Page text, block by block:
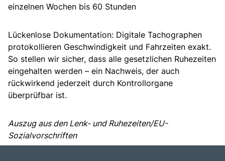
einzelnen Wochen bis 60 Stunden
Lückenlose Dokumentation: Digitale Tachographen
protokollieren Geschwindigkeit und Fahrzeiten exakt.
So stellen wir sicher, dass alle gesetzlichen Ruhezeiten
eingehalten werden – ein Nachweis, der auch
rückwirkend jederzeit durch Kontrollorgane
überprüfbar ist.
Auszug aus den Lenk- und Ruhezeiten/EU-
Sozialvorschriften